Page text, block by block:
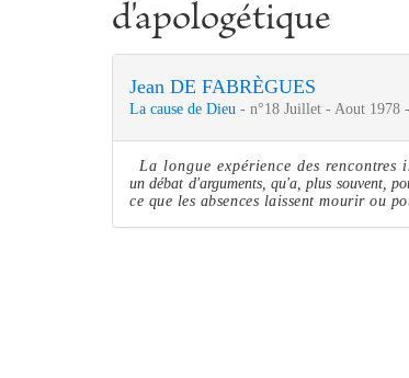
d'apologétique
Jean DE FABRÈGUES
La cause de Dieu - n°18 Juillet - Aout 1978
La longue expérience des
un débat d'arguments, qu'a, plus souvent,
ce que les absences laissent mourir ou